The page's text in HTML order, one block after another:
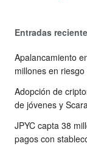
Entradas
Apalancamiento
millones en
Adopción de
de jóvenes y
JPYC capta 38
pagos con